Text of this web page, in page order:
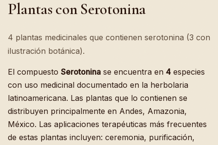
Plantas con Serotonina
4 plantas medicinales que contienen serotonina (3 con
ilustración botánica).
El compuesto Serotonina se encuentra en 4 especies
con uso medicinal documentado en la herbolaria
latinoamericana. Las plantas que lo contienen se
distribuyen principalmente en Andes, Amazonia,
México. Las aplicaciones terapéuticas más frecuentes
de estas plantas incluyen: ceremonia, purificación,